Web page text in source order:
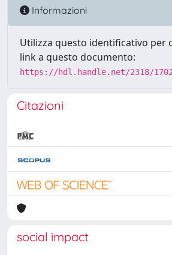
Informazioni
Utilizza questo identificativo per
link a questo documento:
https://hdl.handle.net/2318/
Citazioni
social impact